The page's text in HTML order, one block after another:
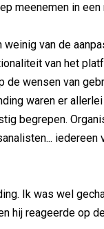
meenemen in
van de
van het
de wensen van
waren er
begrepen.
iedereen
Ik was wel
hij reageerde op